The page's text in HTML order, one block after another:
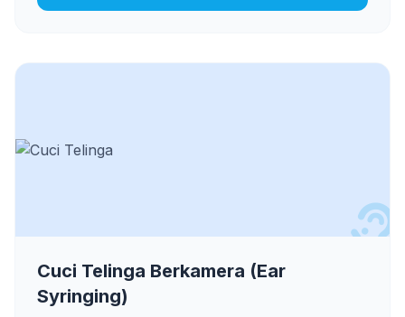
Cuci Telinga Berkamera (Ear
Syringing)